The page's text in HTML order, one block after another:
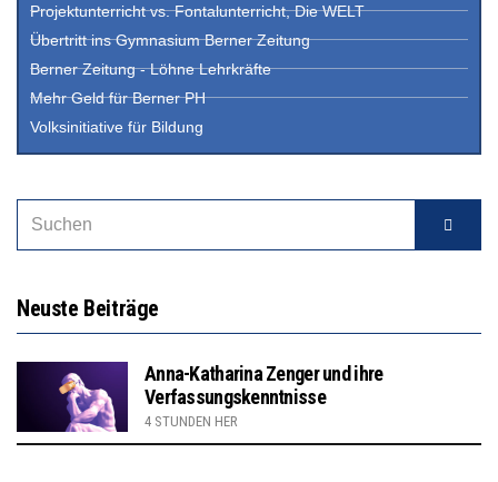
Projektunterricht vs. Fontalunterricht, Die WELT
Übertritt ins Gymnasium Berner Zeitung
Berner Zeitung - Löhne Lehrkräfte
Mehr Geld für Berner PH
Volksinitiative für Bildung
Neuste Beiträge
Anna-Katharina Zenger und ihre
Verfassungskenntnisse
4 STUNDEN HER